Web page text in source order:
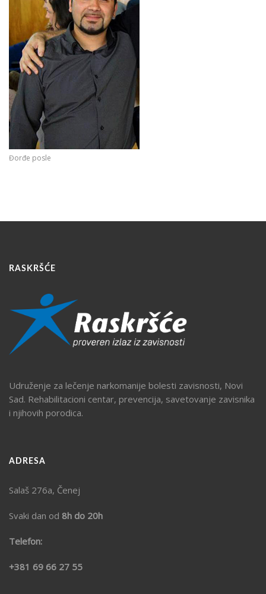
Đorđe posle
RASKRŠĆE
Udruženje za lečenje narkomanije bolesti zavisnosti, Novi
Sad. Rehabilitacioni centar, prevencija, savetovanje zavisnika
i njihovih porodica.
ADRESA
Salaš 276a, Čenej
Svaki dan od 8h do 20h
Telefon:
+381 69 66 27 55